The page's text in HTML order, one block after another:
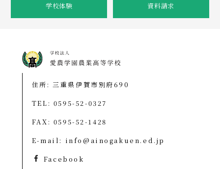
学校体験 資料請求
住所: 三重県伊賀市別府690
TEL: 0595-52-0327
FAX: 0595-52-1428
E-mail: info@ainogakuen.ed.jp
Facebook